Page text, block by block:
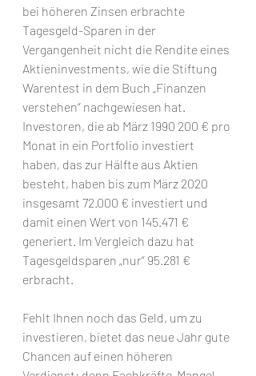
bei höheren Zinsen erbrachte
Tagesgeld-Sparen in der
Vergangenheit nicht die Rendite eines
Aktieninvestments, wie die Stiftung
Warentest in dem Buch „Finanzen
verstehen“ nachgewiesen hat.
Investoren, die ab März 1990 200 € pro
Monat in ein Portfolio investiert
haben, das zur Hälfte aus Aktien
besteht, haben bis zum März 2020
insgesamt 72.000 € investiert und
damit einen Wert von 145.471 €
generiert. Im Vergleich dazu hat
Tagesgeldsparen „nur“ 95.281 €
erbracht.
Fehlt Ihnen noch das Geld, um zu
investieren, bietet das neue Jahr gute
Chancen auf einen höheren